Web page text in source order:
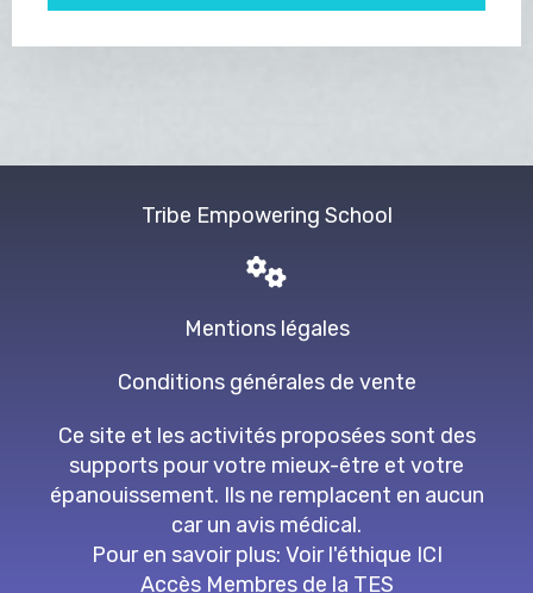
Tribe Empowering School
Mentions légales
Conditions générales de vente
Ce site et les activités proposées sont des
supports pour votre mieux-être et votre
épanouissement. Ils ne remplacent en aucun
car un avis médical.
Pour en savoir plus: Voir l'éthique ICI
Accès Membres de la TES